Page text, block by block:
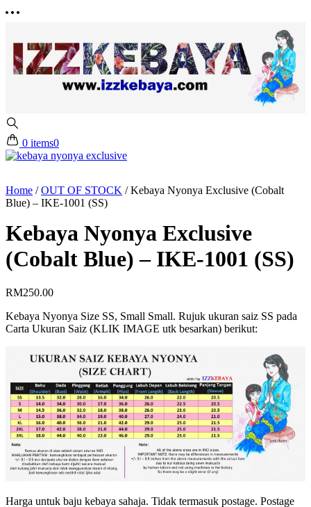
0 items0
Home /OUT OF STOCK /Kebaya Nyonya Exclusive (Cobalt
Blue) – IKE-1001 (SS)
Kebaya Nyonya Exclusive
(Cobalt Blue) – IKE-1001 (SS)
RM250.00
Kebaya Nyonya Size SS, Small Small. Rujuk ukuran saiz SS pada
Carta Ukuran Saiz (KLIK IMAGE utk besarkan) berikut:
Harga untuk baju kebaya sahaja. Tidak termasuk postage. Postage